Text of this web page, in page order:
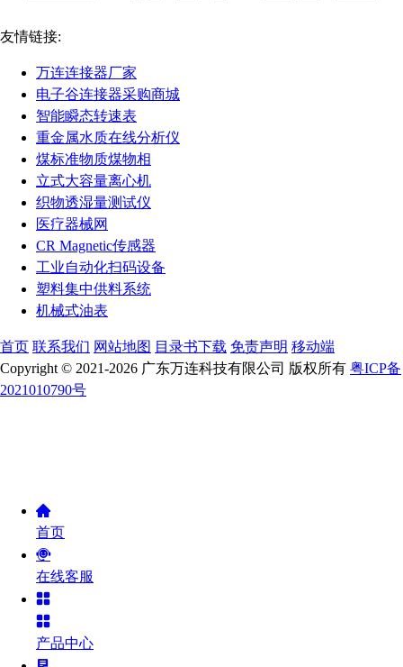
友情链接:
万连连接器厂家
电子谷连接器采购商城
智能瞬态转速表
重金属水质在线分析仪
煤标准物质煤物相
立式大容量离心机
织物透湿量测试仪
医疗器械网
CR Magnetic传感器
工业自动化扫码设备
塑料集中供料系统
机械式油表
首页 联系我们 网站地图 目录书下载 免责声明 移动端
Copyright © 2021-2026 广东万连科技有限公司 版权所有 粤ICP备
2021010790号
首页
在线客服
产品中心